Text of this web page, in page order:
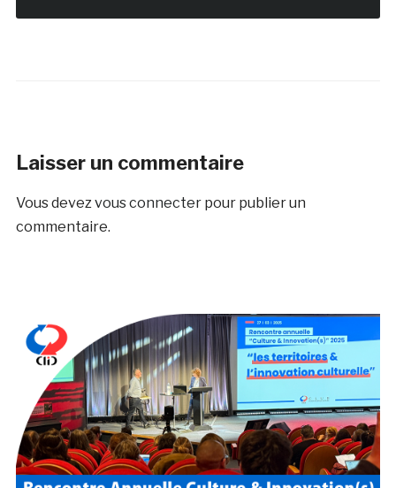
Laisser un commentaire
Vous devez vous connecterpour publier un
commentaire.